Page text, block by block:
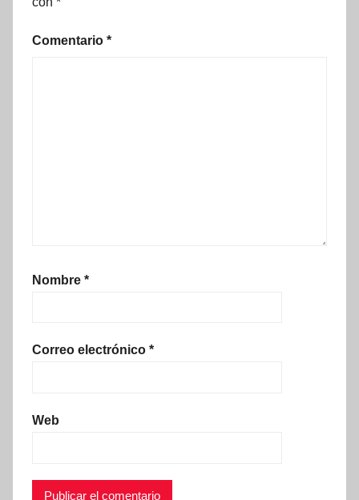
Comentario *
Nombre *
Correo electrónico *
Web